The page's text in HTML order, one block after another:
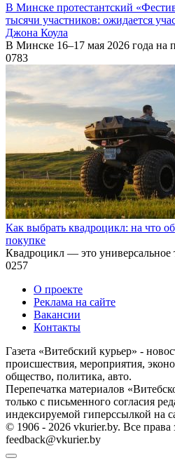
В Минске протестантский
тысячи участников: ожидается
Джона Коула
В Минске 16–17 мая 2026 года на
0783
Как выбрать квадроцикл: на что
покупке
Квадроцикл — это универсальное
0257
О проекте
Реклама на сайте
Вакансии
Контакты
Газета «Витебский курьер» -
происшествия, мероприятия,
общество, политика, авто.
Перепечатка материалов
только с письменного согласия
индексируемой гиперссылкой на
© 1906 - 2026 vkurier.by. Все
feedback@vkurier.by